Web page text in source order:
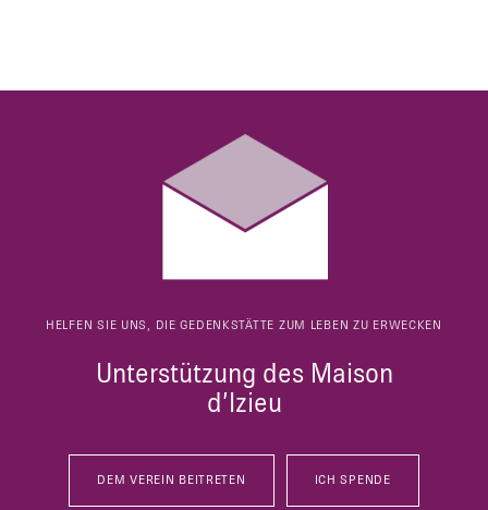
HELFEN SIE UNS, DIE GEDENKSTÄTTE ZUM LEBEN ZU ERWECKEN
Unterstützung des Maison
d’Izieu
DEM VEREIN BEITRETEN ICH SPENDE